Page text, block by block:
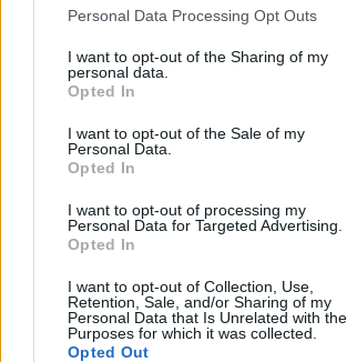
Personal Data Processing Opt Outs
I want to opt-out of the Sharing of my
personal data.
Opted In
I want to opt-out of the Sale of my
Personal Data.
Opted In
I want to opt-out of processing my
Personal Data for Targeted Advertising.
Opted In
I want to opt-out of Collection, Use,
Retention, Sale, and/or Sharing of my
Personal Data that Is Unrelated with the
Purposes for which it was collected.
Opted Out